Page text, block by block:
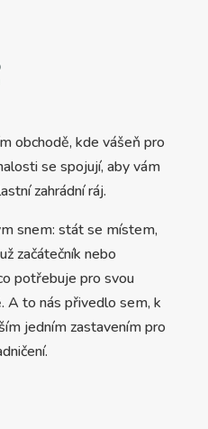
obchodě, kde vášeň pro
se spojují, aby vám
zahrádní ráj.
snem: stát se místem,
začátečník nebo
potřebuje pro svou
A to nás přivedlo sem, k
jedním zastavením pro